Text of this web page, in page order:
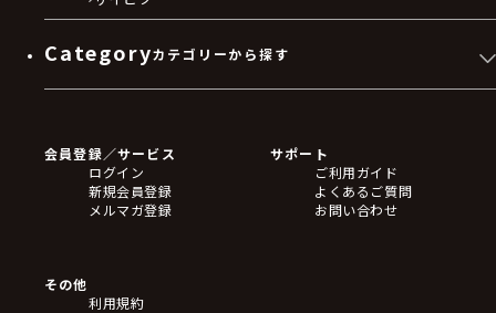
Categoryカテゴリーから探す
フィギュア
アクリルスタンド
バッジ
キーホルダー・ストラップ
ステッカー・シール・カード
会員登録／サービス
ログイン
新規会員登録
メルマガ登録
サポート
ご利用ガイド
よくあるご質問
お問い合わせ
その他
利用規約